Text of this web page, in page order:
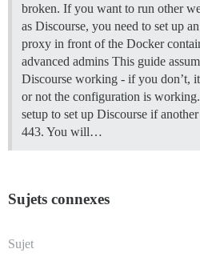
broken. If you want to run other
as Discourse, you need to set up
proxy in front of the Docker
advanced admins This guide
Discourse working - if you don’t,
or not the configuration is
setup to set up Discourse if
443. You will…
Sujets connexes
Sujet